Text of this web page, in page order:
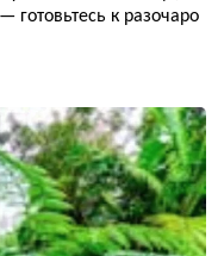
готовьтесь к разочаро